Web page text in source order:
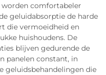
comfortabeler
geluidabsorptie de harde
die vermoeidheid en
huishoudens. De
blijven gedurende de
panelen constant, in
geluidsbehandelingen die